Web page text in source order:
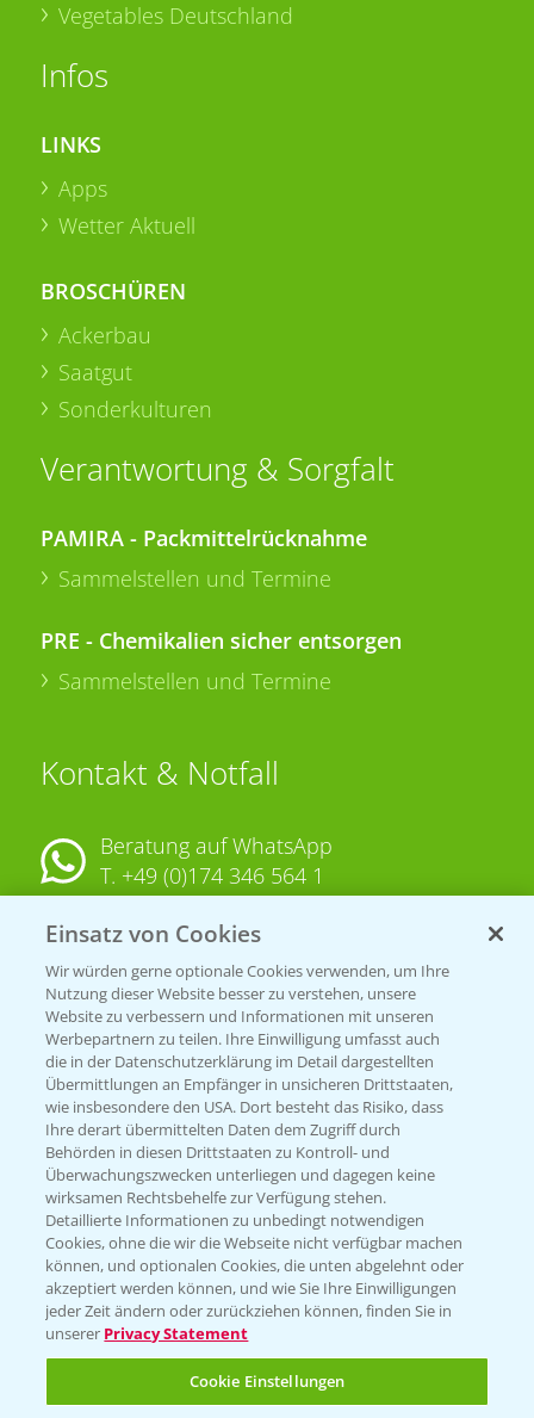
Vegetables Deutschland
Infos
LINKS
Apps
Wetter Aktuell
BROSCHÜREN
Ackerbau
Saatgut
Sonderkulturen
Verantwortung & Sorgfalt
PAMIRA - Packmittelrücknahme
Sammelstellen und Termine
PRE - Chemikalien sicher entsorgen
Sammelstellen und Termine
Kontakt & Notfall
Beratung auf WhatsApp
T. +49 (0)174 346 564 1
KONTAKT
Hilfe in Notfällen
T.+49 (0)214/30-20220
Folgen Sie uns
Einsatz von Cookies
Wir würden gerne optionale Cookies verwenden, um Ihre
Nutzung dieser Website besser zu verstehen, unsere
Website zu verbessern und Informationen mit unseren
Werbepartnern zu teilen. Ihre Einwilligung umfasst auch
die in der Datenschutzerklärung im Detail dargestellten
Übermittlungen an Empfänger in unsicheren Drittstaaten,
wie insbesondere den USA. Dort besteht das Risiko, dass
Ihre derart übermittelten Daten dem Zugriff durch
Behörden in diesen Drittstaaten zu Kontroll- und
Überwachungszwecken unterliegen und dagegen keine
wirksamen Rechtsbehelfe zur Verfügung stehen.
Detaillierte Informationen zu unbedingt notwendigen
Cookies, ohne die wir die Webseite nicht verfügbar machen
können, und optionalen Cookies, die unten abgelehnt oder
akzeptiert werden können, und wie Sie Ihre Einwilligungen
jeder Zeit ändern oder zurückziehen können, finden Sie in
unserer Privacy Statement
Cookie Einstellungen